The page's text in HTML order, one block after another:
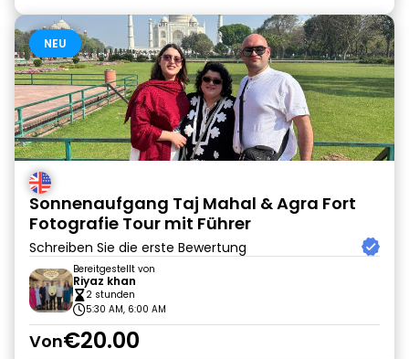
NEU
Sonnenaufgang Taj Mahal & Agra Fort
Fotografie Tour mit Führer
Schreiben Sie die erste Bewertung
Bereitgestellt von
Riyaz khan
2 stunden
5:30 AM, 6:00 AM
Von€20.00